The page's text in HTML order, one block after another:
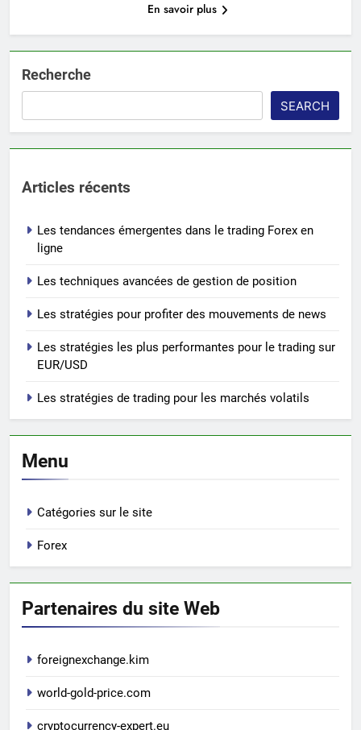
En savoir plus
Recherche
SEARCH
Articles récents
Les tendances émergentes dans le trading Forex en
ligne
Les techniques avancées de gestion de position
Les stratégies pour profiter des mouvements de news
Les stratégies les plus performantes pour le trading sur
EUR/USD
Les stratégies de trading pour les marchés volatils
Menu
Catégories sur le site
Forex
Partenaires du site Web
foreignexchange.kim
world-gold-price.com
cryptocurrency-expert.eu